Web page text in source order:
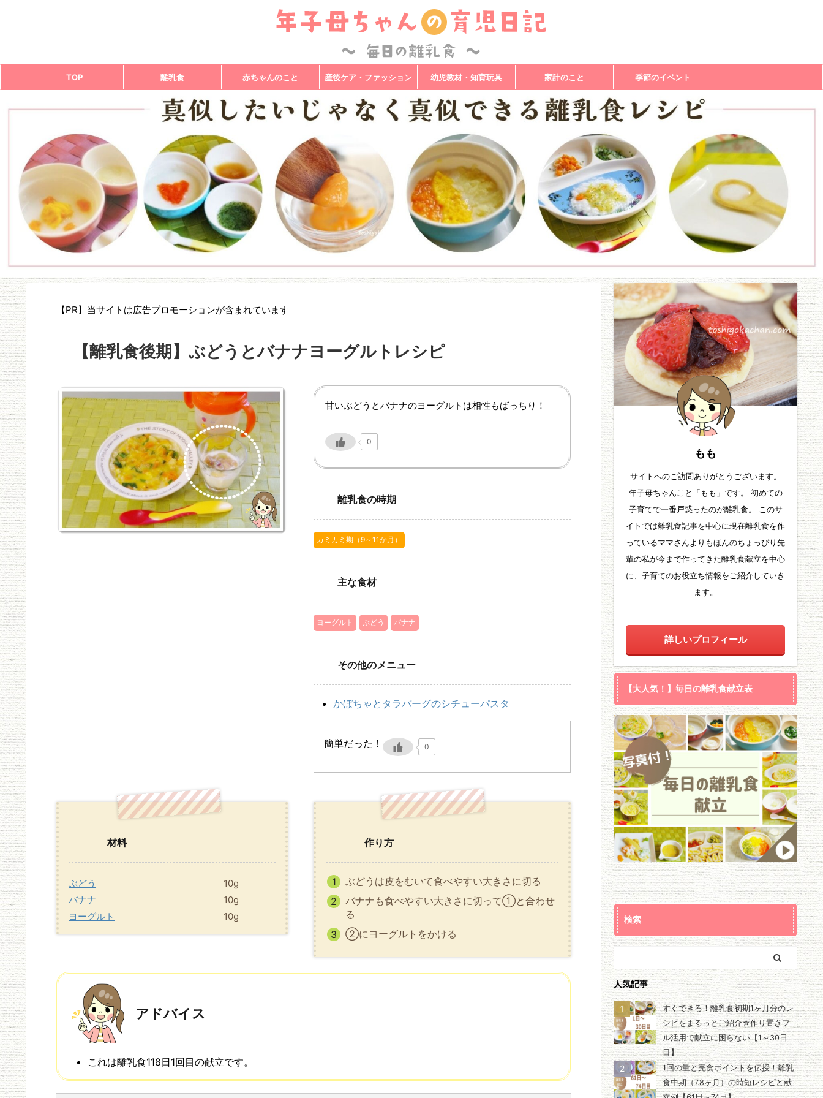
TOP 離乳食 赤ちゃんのこと 産後ケア・ファッション 幼児教材・知育玩具 家計のこと 季節のイベント
【PR】当サイトは広告プロモーションが含まれています
【離乳食後期】ぶどうとバナナヨーグルトレシピ
甘いぶどうとバナナのヨーグルトは相性もばっちり！
0
離乳食の時期
カミカミ期（9～11か月）
主な食材
ヨーグルト ぶどう バナナ
その他のメニュー
かぼちゃとタラバーグのシチューパスタ
簡単だった！ 0
材料
ぶどう
10g
バナナ
10g
ヨーグルト
10g
作り方
ぶどうは皮をむいて食べやすい大きさに切る
バナナも食べやすい大きさに切って①と合わせ
る
②にヨーグルトをかける
アドバイス
これは離乳食118日1回目の献立です。
もも
サイトへのご訪問ありがとうございます。
年子母ちゃんこと「もも」です。 初めての
子育てで一番戸惑ったのが離乳食。 このサ
イトでは離乳食記事を中心に現在離乳食を作
っているママさんよりもほんのちょっぴり先
輩の私が今まで作ってきた離乳食献立を中心
に、子育てのお役立ち情報をご紹介していき
ます。
詳しいプロフィール
【大人気！】毎日の離乳食献立表
検索
人気記事
1
すぐできる！離乳食初期1ヶ月分のレ
シピをまるっとご紹介☆作り置きフ
ル活用で献立に困らない【1～30日
目】
2
1回の量と完食ポイントを伝授！離乳
食中期（7.8ヶ月）の時短レシピと献